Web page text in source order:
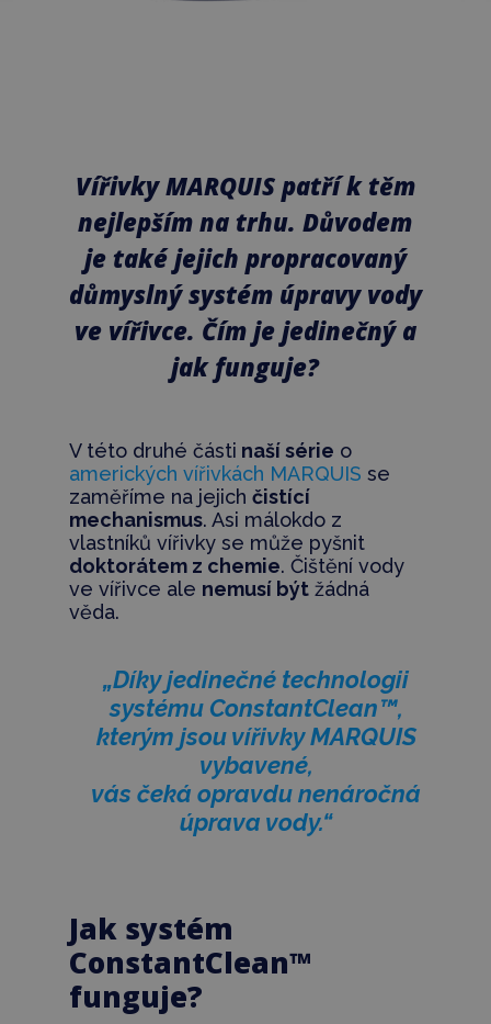
Vířivky MARQUIS patří k těm
nejlepším na trhu. Důvodem
je také jejich propracovaný
důmyslný systém úpravy vody
ve vířivce. Čím je jedinečný a
jak funguje?
V této druhé části naší série o
amerických vířivkách MARQUIS se
zaměříme na jejich čistící
mechanismus. Asi málokdo z
vlastníků vířivky se může pyšnit
doktorátem z chemie. Čištění vody
ve vířivce ale nemusí býtžádná
věda.
„Díky jedinečné technologii
systému ConstantClean™,
kterým jsou vířivky MARQUIS
vybavené,
vás čeká opravdu nenáročná
úprava vody.“
Jak systém
ConstantClean™
funguje?